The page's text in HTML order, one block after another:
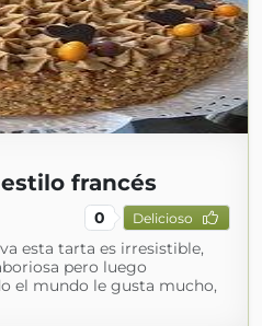
francés
0 Delicioso
esta tarta es irresistible,
pero luego
el mundo le gusta mucho,